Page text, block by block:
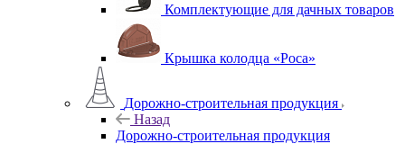
Комплектующие для дачных товаров
Крышка колодца «Роса»
Дорожно-строительная продукция
Назад
Дорожно-строительная продукция